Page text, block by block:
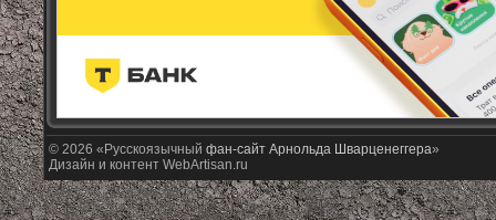
© 2026 «Русскоязычный фан-сайт Арнольда Шварценеггера»
Дизайн и контент WebArtisan.ru